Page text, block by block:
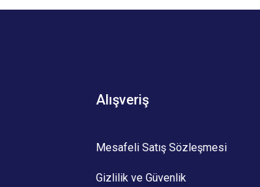
Alışveriş
Mesafeli Satış Sözleşmesi
Gizlilik ve Güvenlik